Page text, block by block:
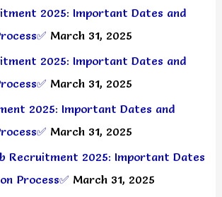
2025: Important Dates and
March 31, 2025
2025: Important Dates and
March 31, 2025
2025: Important Dates and
March 31, 2025
Recruitment 2025: Important Dates
Process✅ March 31, 2025